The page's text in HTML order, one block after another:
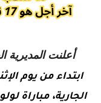
أعلنت المديرية
الجارية، مباراة